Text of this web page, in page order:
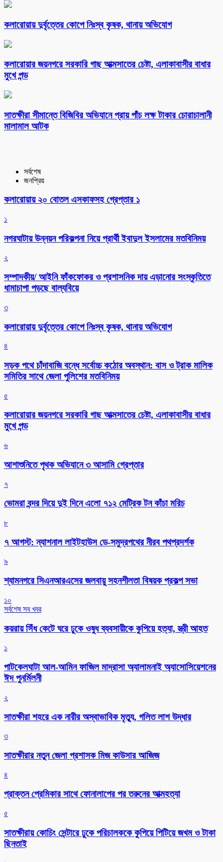
কলারোয়ায় দুর্বৃত্তের কোপে নিঃস্ব কৃষক, থানায় অভিযোগ
কলারোয়ার জয়নগরে সরকারি গাছ আত্মসাতের চেষ্টা, এলাকাবাসীর বাধার
মুখে পন্ড
সাতক্ষীরা সীমান্তে বিজিবির অভিযানে প্রায় পাঁচ লক্ষ টাকার চোরাচালানী
মালামাল আটক
সর্বশেষ
জনপ্রিয়
কলারোয়ায় ২০ বোতল এসকাফসহ গ্রেপ্তার ১
১
নগরঘাটায় উন্নয়ন পরিকল্পনা নিয়ে প্রার্থী ইবাদুল ইসলামের মতবিনিময়
২
সম্পাদকীয়/ আইনি ফাঁকফোকর ও প্রশাসনিক দায় এড়ানোর সংস্কৃতিতে
ধামাচাপা পড়ছে বাল্যবিয়ে
৩
কলারোয়ায় দুর্বৃত্তের কোপে নিঃস্ব কৃষক, থানায় অভিযোগ
৪
সড়ক পথে চাঁদাবাজি বন্ধে সর্বোচ্চ কঠোর অবস্থান: বাস ও ট্রাক মালিক
সমিতির সাথে জেলা পুলিশের মতবিনিময়
৫
কলারোয়ার জয়নগরে সরকারি গাছ আত্মসাতের চেষ্টা, এলাকাবাসীর বাধার
মুখে পন্ড
৬
আশাশুনিতে পৃথক অভিযানে ৩ আসামি গ্রেপ্তার
৭
ভোমরা বন্দর দিয়ে দুই দিনে এলো ৭১২ মেট্রিক টন কাঁচা মরিচ
৮
৭ আগস্ট: ন্যাশনাল লাইটহাউস ডে-সমুদ্রপথের নীরব পথপ্রদর্শক
৯
শ্যামনগরে সিএনআরএসের জলবায়ু সহনশীলতা বিষয়ক প্রকল্প সভা
১০
সর্বশেষ সব খবর
কয়রায় সিঁধ কেটে ঘরে ঢুকে ওষুধ ব্যবসায়ীকে কুপিয়ে হত্যা, স্ত্রী আহত
১
পাটকেলঘাটা আল-আমিন ফাজিল মাদ্রাসা অ্যালামনাই অ্যাসোসিয়েশনের
ঈদ পুনর্মিলনী
২
সাতক্ষীরা শহরে এক নারীর অস্বাভাবিক মৃত্যু, গলিত লাশ উদ্ধার
৩
সাতক্ষীরার নতুন জেলা প্রশাসক মিজ কাউসার আজিজ
৪
প্রাক্তন প্রেমিকার সাথে ফোনালাপের পর তরুনের আত্মহত্যা
৫
সাতক্ষীরায় কোচিং সেন্টারে ঢুকে পরিচালককে কুপিয়ে পিটিয়ে জখম ও টাকা
ছিনতাই